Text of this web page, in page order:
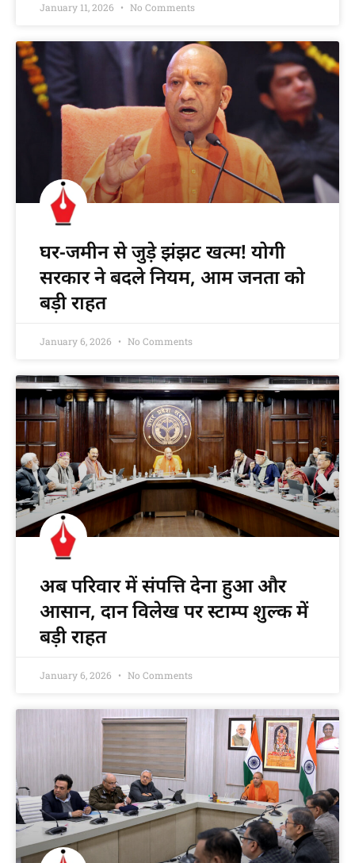
January 11, 2026 No Comments
घर-जमीन से जुड़े झंझट खत्म! योगी
सरकार ने बदले नियम, आम जनता को
बड़ी राहत
January 6, 2026 No Comments
अब परिवार में संपत्ति देना हुआ और
आसान, दान विलेख पर स्टाम्प शुल्क में
बड़ी राहत
January 6, 2026 No Comments